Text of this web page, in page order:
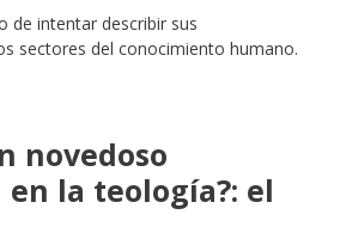
de intentar describir sus
sectores del conocimiento humano.
novedoso
la teología?: el